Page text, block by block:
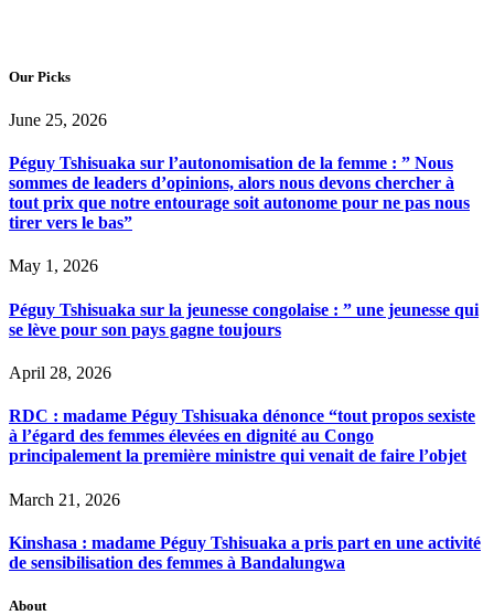
Our Picks
June 25, 2026
Péguy Tshisuaka sur l’autonomisation de la femme : ” Nous
sommes de leaders d’opinions, alors nous devons chercher à
tout prix que notre entourage soit autonome pour ne pas nous
tirer vers le bas”
May 1, 2026
Péguy Tshisuaka sur la jeunesse congolaise : ” une jeunesse qui
se lève pour son pays gagne toujours
April 28, 2026
RDC : madame Péguy Tshisuaka dénonce “tout propos sexiste
à l’égard des femmes élevées en dignité au Congo
principalement la première ministre qui venait de faire l’objet
March 21, 2026
Kinshasa : madame Péguy Tshisuaka a pris part en une activité
de sensibilisation des femmes à Bandalungwa
About